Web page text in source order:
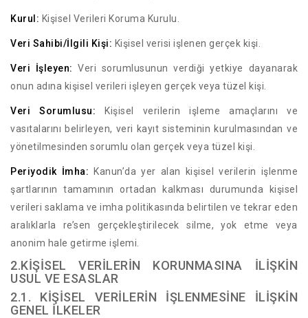
Kurul: Kişisel Verileri Koruma Kurulu.
Veri Sahibi/İlgili Kişi: Kişisel verisi işlenen gerçek kişi.
Veri İşleyen: Veri sorumlusunun verdiği yetkiye dayanarak
onun adına kişisel verileri işleyen gerçek veya tüzel kişi.
Veri Sorumlusu: Kişisel verilerin işleme amaçlarını ve
vasıtalarını belirleyen, veri kayıt sisteminin kurulmasından ve
yönetilmesinden sorumlu olan gerçek veya tüzel kişi.
Periyodik İmha: Kanun’da yer alan kişisel verilerin işlenme
şartlarının tamamının ortadan kalkması durumunda kişisel
verileri saklama ve imha politikasında belirtilen ve tekrar eden
aralıklarla re’sen gerçekleştirilecek silme, yok etme veya
anonim hale getirme işlemi.
2.KİŞİSEL VERİLERİN KORUNMASINA İLİŞKİN
USUL VE ESASLAR
2.1. KİŞİSEL VERİLERİN İŞLENMESİNE İLİŞKİN
GENEL İLKELER